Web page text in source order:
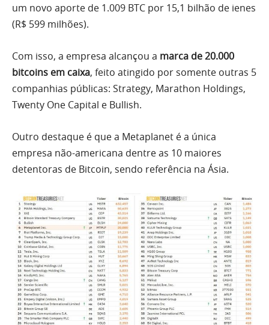
um novo aporte de 1.009 BTC por 15,1 bilhão de ienes
(R$ 599 milhões).
Com isso, a empresa alcançou a marca de 20.000
bitcoins em caixa, feito atingido por somente outras 5
companhias públicas: Strategy, Marathon Holdings,
Twenty One Capital e Bullish.
Outro destaque é que a Metaplanet é a única
empresa não-americana dentre as 10 maiores
detentoras de Bitcoin, sendo referência na Ásia.